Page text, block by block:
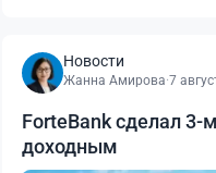
Новости
Жанна Амирова·7
ForteBank сделал
доходным